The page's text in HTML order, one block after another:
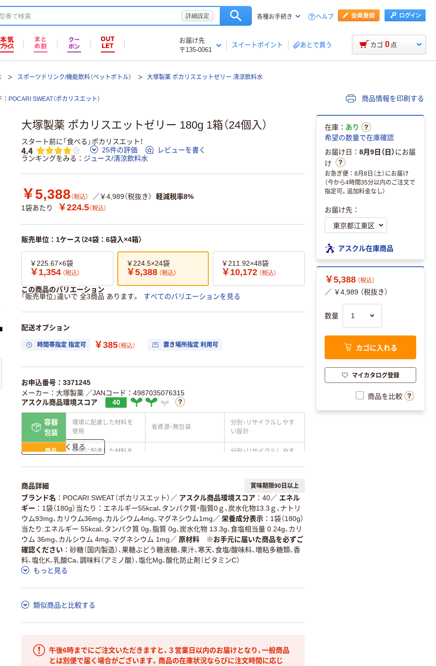
詳細設定 各種お手続き ヘルプ
お届け先
〒135-0061
スイートポイント あとで買う カゴ 0 点
スポーツドリンク/機能飲料（ペットボトル） 大塚製薬 ポカリスエットゼリー 清涼飲料水
POCARI SWEAT（ポカリスエット） 商品情報を印刷する
大塚製薬 ポカリスエットゼリー 180g 1箱（24個入）
スタート前に「食べる」ポカリスエット！
4.4 25件の評価
レビューを書く
ランキングをみる
ジュース/清涼飲料水
￥5,388 （税込） ／￥4,989（税抜き）
軽減税率8%
1袋あたり
￥224.5（税込）
販売単位：1ケース（24袋：6袋入×4箱）
￥225.67×6袋
￥1,354 （税込）
￥224.5×24袋
￥5,388 （税込）
￥211.92×48袋
￥10,172 （税込）
この商品のバリエーション
「販売単位」違いで 全3商品 あります。
すべてのバリエーションを見る
配送オプション
時間帯指定 指定可 ￥385（税込） 置き場所指定 利用可
お申込番号：3371245
メーカー：大塚製薬 ／JANコード：4987035076315
アスクル商品環境スコア
40
容器
包装
環境に配慮した材料を
使用
省資源・無包装
分別・リサイクルしやす
い設計
商品
環境に配慮した材料を
分別・リサイクルしやす
仕組
この商品の環境配慮ポイントです。詳しくはページ下部の商品詳細「アスクル商品環境スコ
ア詳細／加点項目
」で確認できます。
詳しく見る
商品詳細 賞味期限90日以上
ブランド名 POCARI SWEAT（ポカリスエット） ／ アスクル商品環境スコア 40／ エネル
ギー
1袋（180g）当たり：エネルギー55kcal、タンパク質・脂質0ｇ、炭水化物13.3ｇ、ナトリ
ウム93mg、カリウム36mg、カルシウム4mg、マグネシウム1mg ／ 栄養成分表示
1袋（180g）
当たり:エネルギー 55kcal、タンパク質 0g、脂質 0g、炭水化物 13.3g、食塩相当量 0.24g、カリ
ウム 36mg、カルシウム 4mg、マグネシウム 1mg ／ 原材料 ※お手元に届いた商品を必ずご
確認ください
砂糖（国内製造）、果糖ぶどう糖液糖、果汁、寒天、食塩/酸味料、増粘多糖類、香
料、塩化K、乳酸Ca、調味料（アミノ酸）、塩化Mg、酸化防止剤（ビタミンC）
もっと見る
類似商品と比較する
午後6時までにご注文いただきますと、３営業日以内のお届けとなり、一般商品
とは別便で届く場合がございます。商品の在庫状況ならびに注文時間に応じ
在庫： あり
希望の数量で在庫確認
お届け日： 8月9日（日）にお届
け
お急ぎ便：8月8日（土）にお届け
（今から4時間35分以内のご注文で
指定可。追加料金なし）
お届け先：
アスクル在庫商品
￥5,388 （税込）
／ ￥4,989 （税抜き）
数量
カゴに入れる
マイカタログ登録
商品を比較